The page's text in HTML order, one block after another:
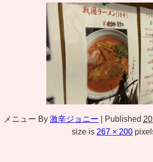
メニュー By 激辛ジョニー Published
size is 267 × 200